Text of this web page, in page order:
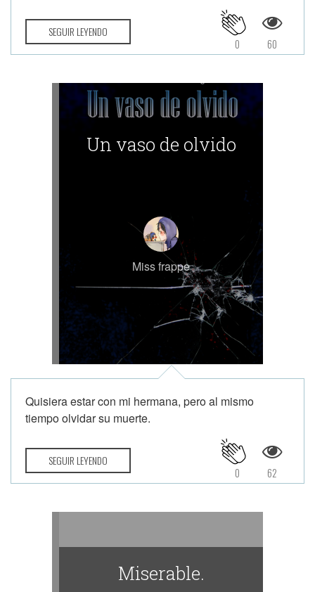
SEGUIR LEYENDO
60
0
Un vaso de olvido
Miss frappe
Quisiera estar con mi hermana, pero al mismo
tiempo olvidar su muerte.
SEGUIR LEYENDO
62
0
Miserable.